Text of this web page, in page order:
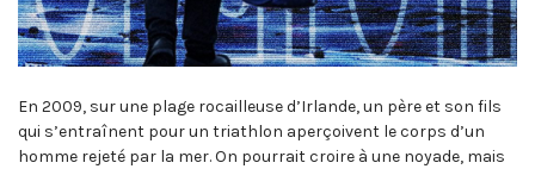
En 2009, sur une plage rocailleuse d’Irlande, un père et son fils
qui s’entraînent pour un triathlon aperçoivent le corps d’un
homme rejeté par la mer. On pourrait croire à une noyade, mais